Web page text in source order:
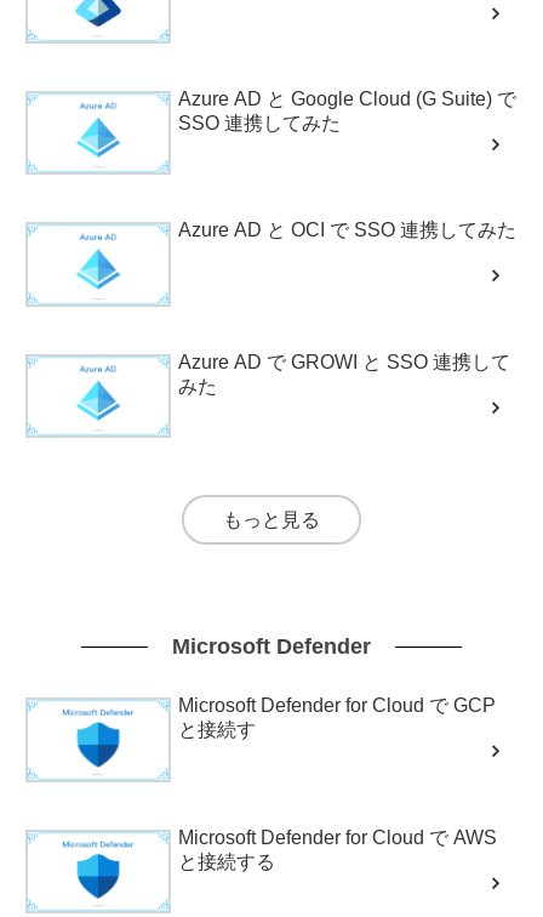
Azure AD と Google Cloud (G Suite) で
SSO 連携してみた
Azure AD と OCI で SSO 連携してみた
Azure AD で GROWI と SSO 連携して
みた
もっと見る
Microsoft Defender
Microsoft Defender for Cloud で GCP
と接続す
Microsoft Defender for Cloud で AWS
と接続する